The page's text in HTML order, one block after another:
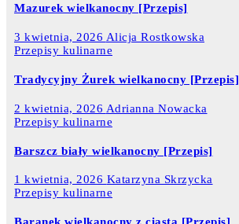
Mazurek wielkanocny [Przepis]
3 kwietnia, 2026 Alicja Rostkowska
Przepisy kulinarne
Tradycyjny Żurek wielkanocny [Przepis]
2 kwietnia, 2026 Adrianna Nowacka
Przepisy kulinarne
Barszcz biały wielkanocny [Przepis]
1 kwietnia, 2026 Katarzyna Skrzycka
Przepisy kulinarne